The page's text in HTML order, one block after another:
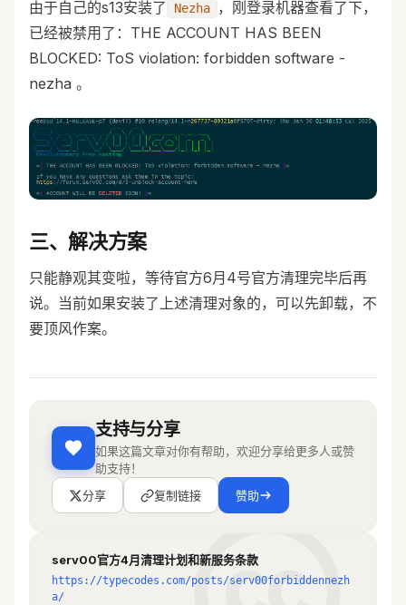
由于自己的s13安装了 Nezha
，刚登录机器查看了下，
已经被禁用了：THE ACCOUNT HAS BEEN
BLOCKED: ToS violation: forbidden software -
nezha 。
三、解决方案
只能静观其变啦，等待官方6月4号官方清理完毕后再
说。当前如果安装了上述清理对象的，可以先卸载，不
要顶风作案。
支持与分享
如果这篇文章对你有帮助，欢迎分享给更多人或赞
助支持！
分享
复制链接 赞助
serv00官方4月清理计划和新服务条款
https://typecodes.com/posts/serv00forbiddennezh
a/